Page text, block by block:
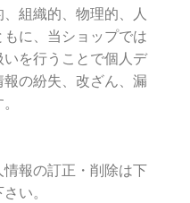
組織的、物理的、人
に、当ショップでは
を行うことで個人デ
の紛失、改ざん、漏
報の訂正・削除は下
い。